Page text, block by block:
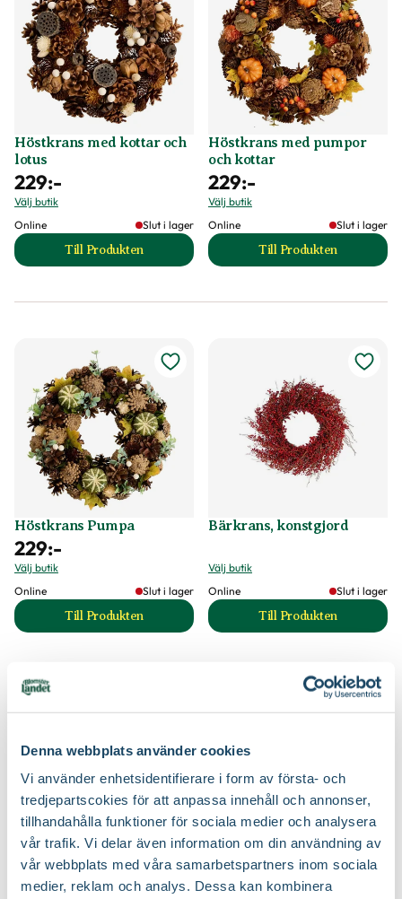
Denna webbplats använder cookies
Vi använder enhetsidentifierare i form av första- och
tredjepartscokies för att anpassa innehåll och annonser,
tillhandahålla funktioner för sociala medier och analysera
vår trafik. Vi delar även information om din användning av
vår webbplats med våra samarbetspartners inom sociala
medier, reklam och analys. Dessa kan kombinera
Höstkrans med kottar och
lotus
229:-
Välj butik
Online
Slut i lager
Till Produkten
till Höstkrans med kottar och lotus produktsida
Höstkrans med pumpor
och kottar
229:-
Välj butik
Online
Slut i lager
Till Produkten
till Höstkrans med
Höstkrans Pumpa
229:-
Välj butik
Online
Slut i lager
Till Produkten
till Höstkrans Pumpa produktsida
Bärkrans, konstgjord
Välj butik
Online
Slut i lager
Till Produkten
till Bärkrans,
Dörrkrans 'Julafton' Dörrkrans, odekorerad